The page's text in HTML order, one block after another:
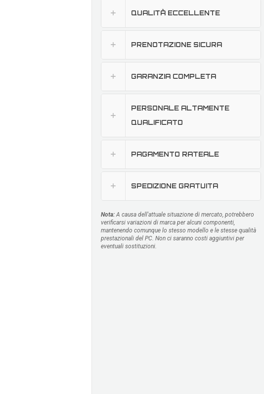
QUALITÀ ECCELLENTE
PRENOTAZIONE SICURA
GARANZIA COMPLETA
PERSONALE ALTAMENTE
QUALIFICATO
PAGAMENTO RATEALE
SPEDIZIONE GRATUITA
Nota:A causa dell'attuale situazione di mercato, potrebbero
verificarsi variazioni di marca per alcuni componenti,
mantenendo comunque lo stesso modello e le stesse qualità
prestazionali del PC. Non ci saranno costi aggiuntivi per
eventuali sostituzioni.